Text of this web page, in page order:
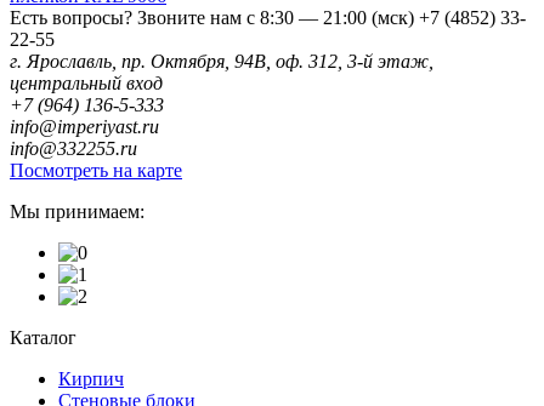
Есть вопросы? Звоните нам с 8:30 — 21:00 (мск) +7 (4852) 33-
22-55
г. Ярославль, пр. Октября, 94В, оф. 312, 3-й этаж,
центральный вход
+7 (964) 136-5-333
info@imperiyast.ru
info@332255.ru
Посмотреть на карте
Мы принимаем:
Каталог
Кирпич
Стеновые блоки